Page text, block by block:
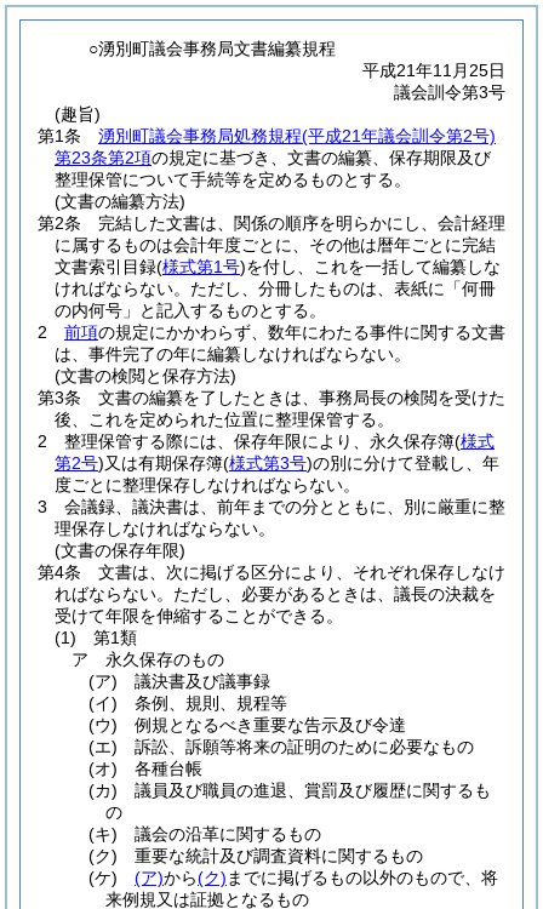
○湧別町議会事務局文書編纂規程
平成21年11月25日
議会訓令第3号
(趣旨)
第1条
湧別町議会事務局処務規程(平成21年議会訓令第2号)
第23条第2項の規定に基づき、文書の編纂、保存期限及び
整理保管について手続等を定めるものとする。
(文書の編纂方法)
第2条
完結した文書は、関係の順序を明らかにし、会計経理
に属するものは会計年度ごとに、その他は暦年ごとに完結
文書索引目録(様式第1号)を付し、これを一括して編纂しな
ければならない。 ただし、分冊したものは、表紙に「何冊
の内何号」と記入するものとする。
2
前項の規定にかかわらず、数年にわたる事件に関する文書
は、事件完了の年に編纂しなければならない。
(文書の検閲と保存方法)
第3条
文書の編纂を了したときは、事務局長の検閲を受けた
後、これを定められた位置に整理保管する。
2
整理保管する際には、保存年限により、永久保存簿(様式
第2号)又は有期保存簿(様式第3号)の別に分けて登載し、年
度ごとに整理保存しなければならない。
3
会議録、議決書は、前年までの分とともに、別に厳重に整
理保存しなければならない。
(文書の保存年限)
第4条
文書は、次に掲げる区分により、それぞれ保存しなけ
ればならない。 ただし、必要があるときは、議長の決裁を
受けて年限を伸縮することができる。
(1)
第1類
ア
永久保存のもの
(ア)
議決書及び議事録
(イ)
条例、規則、規程等
(ウ)
例規となるべき重要な告示及び令達
(エ)
訴訟、訴願等将来の証明のために必要なもの
(オ)
各種台帳
(カ)
議員及び職員の進退、賞罰及び履歴に関するも
の
(キ)
議会の沿革に関するもの
(ク)
重要な統計及び調査資料に関するもの
(ケ)
(ア)から(ク) までに掲げるもの以外のもので、将
来例規又は証拠となるもの